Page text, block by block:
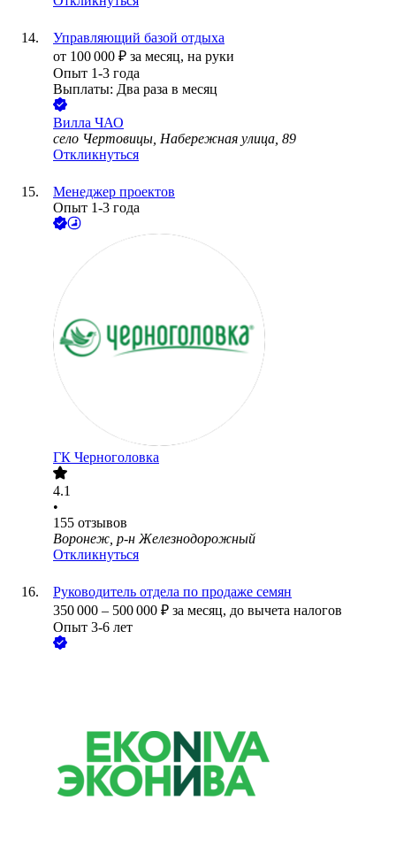
Управляющий базой отдыха
от 100 000 ₽ за месяц, на руки
Опыт 1-3 года
Выплаты: Два раза в месяц
Вилла ЧАО
село Чертовицы, Набережная улица, 89
Откликнуться
Менеджер проектов
Опыт 1-3 года
ГК Черноголовка
4.1
•
155 отзывов
Воронеж, р-н Железнодорожный
Откликнуться
Руководитель отдела по продаже семян
350 000 – 500 000 ₽ за месяц, до вычета налогов
Опыт 3-6 лет